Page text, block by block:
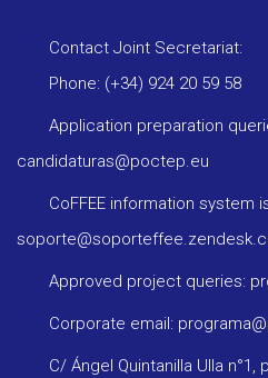
Contact Joint Secretariat:
Phone: (+34) 924 20 59 58
Application preparation
candidaturas@poctep.eu
CoFFEE information system
Approved project queries:
Corporate email:
C/ Ángel Quintanilla Ulla n°1,